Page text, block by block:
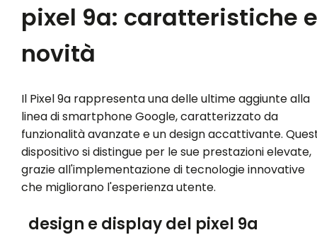
pixel 9a: caratteristiche e
novità
Il Pixel 9a rappresenta una delle ultime aggiunte alla
linea di smartphone Google, caratterizzato da
funzionalità avanzate e un design accattivante.
dispositivo si distingue per le sue prestazioni elevate,
grazie all'implementazione di tecnologie innovative
che migliorano l'esperienza utente.
design e display del pixel 9a